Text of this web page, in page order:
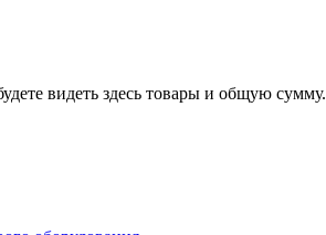
видеть здесь товары и общую сумму.